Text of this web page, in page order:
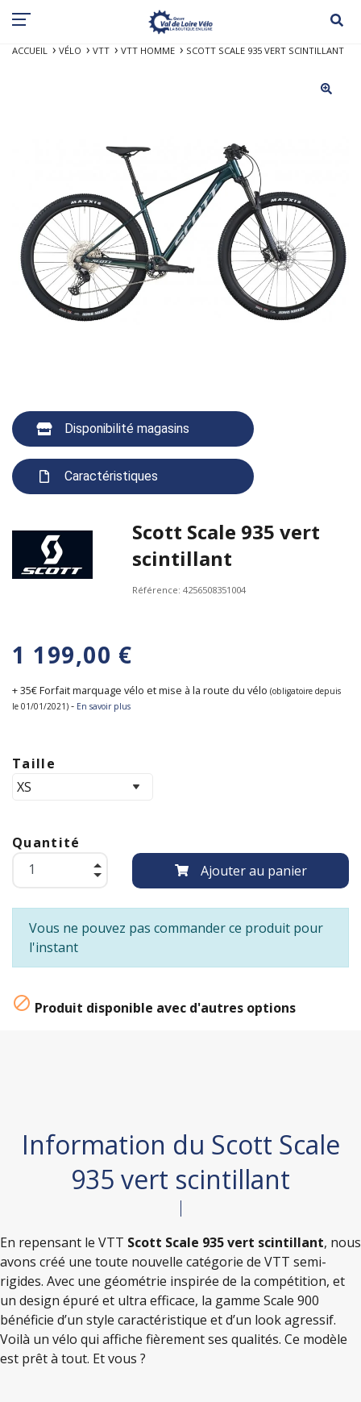
ACCUEIL VÉLO VTT VTT HOMME SCOTT SCALE 935 VERT SCINTILLANT
Disponibilité magasins
Caractéristiques
Scott Scale 935 vert
scintillant
Référence:4256508351004
1 199,00 €
+ 35€ Forfait marquage vélo et mise à la route du vélo (obligatoire depuis
le 01/01/2021) - En savoir plus
Taille
Quantité
Ajouter au panier
Vous ne pouvez pas commander ce produit pour
l'instant
 Produit disponible avec d'autres options
Information du Scott Scale
935 vert scintillant
En repensant le VTT Scott Scale 935 vert scintillant, nous
avons créé une toute nouvelle catégorie de VTT semi-
rigides. Avec une géométrie inspirée de la compétition, et
un design épuré et ultra efficace, la gamme Scale 900
bénéficie d’un style caractéristique et d’un look agressif.
Voilà un vélo qui affiche fièrement ses qualités. Ce modèle
est prêt à tout. Et vous ?